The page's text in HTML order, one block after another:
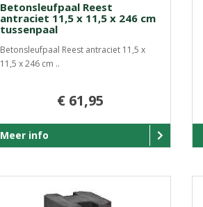
Betonsleufpaal Reest
antraciet 11,5 x 11,5 x 246 cm
tussenpaal
Betonsleufpaal Reest antraciet 11,5 x
11,5 x 246 cm ..
€ 61,95
Meer info